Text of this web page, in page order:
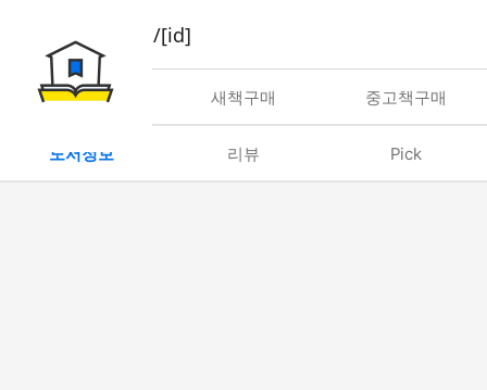
book/rent/[id]
대여 새책구매 중고책구매
도서정보 리뷰 Pick